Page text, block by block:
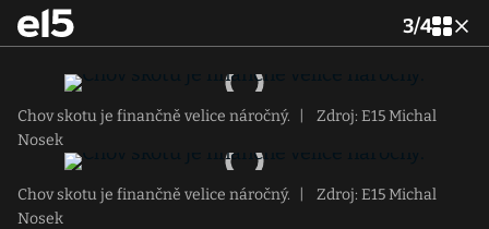
3/4
Chov skotu je finančně velice náročný.
Zdroj: E15 Michal
Nosek
Chov skotu je finančně velice náročný.
Zdroj: E15 Michal
Nosek